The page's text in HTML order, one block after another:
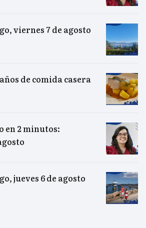
viernes 7 de agosto
de comida casera
en 2 minutos:
jueves 6 de agosto